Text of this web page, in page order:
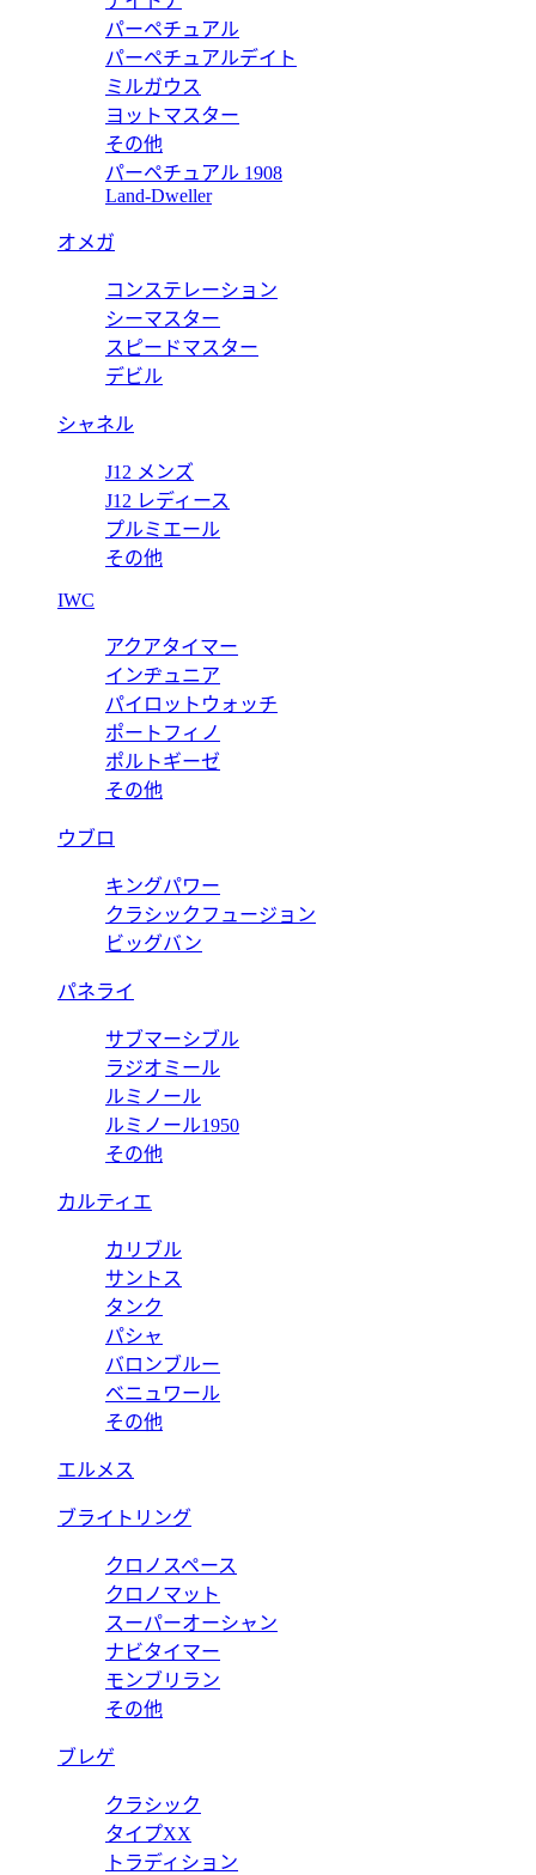
ロノグラフ CBL2188.FT6261 【2024年新作】
ャリバーホイヤー02 CBL2184.FT6236 【2024年新作】
ロノ キャリバー12 CAW211J.FC6476 【2023年新作】
パーペチュアル
パーペチュアルデイト
ミルガウス
ヨットマスター
その他
パーペチュアル 1908
Land-Dweller
オメガ
コンステレーション
シーマスター
スピードマスター
デビル
シャネル
J12 メンズ
J12 レディース
プルミエール
その他
IWC
アクアタイマー
インヂュニア
パイロットウォッチ
ポートフィノ
ポルトギーゼ
その他
ウブロ
キングパワー
クラシックフュージョン
ビッグバン
パネライ
サブマーシブル
ラジオミール
ルミノール
ルミノール1950
その他
カルティエ
カリブル
サントス
タンク
パシャ
バロンブルー
ベニュワール
その他
エルメス
ブライトリング
クロノスペース
クロノマット
スーパーオーシャン
ナビタイマー
モンブリラン
その他
ブレゲ
クラシック
タイプXX
トラディション